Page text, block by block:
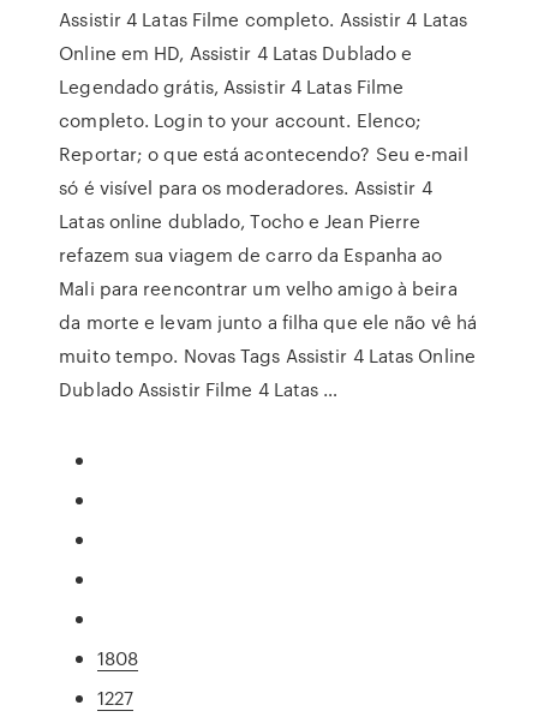
Assistir 4 Latas Filme completo. Assistir 4 Latas
Online em HD, Assistir 4 Latas Dublado e
Legendado grátis, Assistir 4 Latas Filme
completo. Login to your account. Elenco;
Reportar; o que está acontecendo? Seu e-mail
só é visível para os moderadores. Assistir 4
Latas online dublado, Tocho e Jean Pierre
refazem sua viagem de carro da Espanha ao
Mali para reencontrar um velho amigo à beira
da morte e levam junto a filha que ele não vê há
muito tempo. Novas Tags Assistir 4 Latas Online
Dublado Assistir Filme 4 Latas …
1808
1227